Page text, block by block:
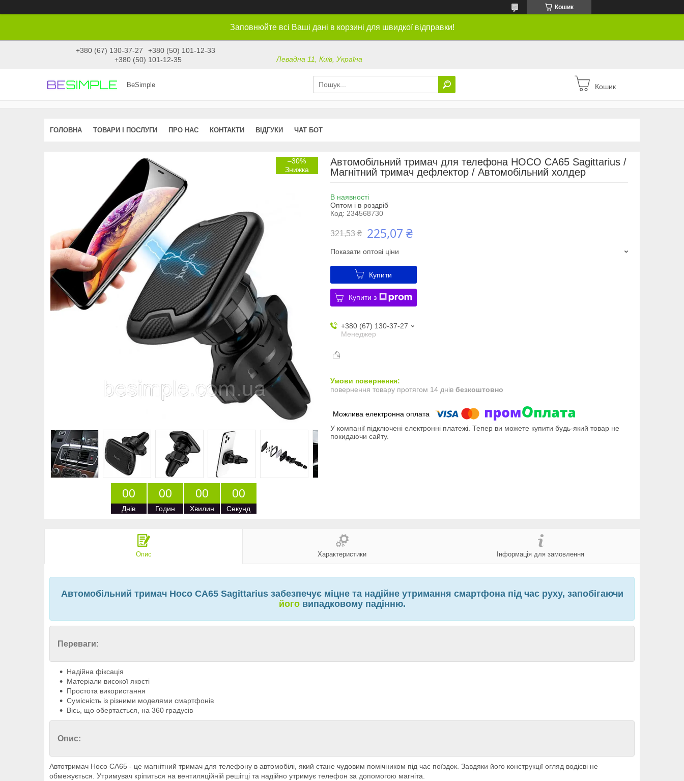
Кошик
Заповнюйте всі Ваші дані в корзині для швидкої відправки!
+380 (67) 130-37-27
+380 (50) 101-12-33
+380 (50) 101-12-35
Левадна 11, Київ, Україна
BeSimple Кошик
ГОЛОВНА ТОВАРИ І ПОСЛУГИ ПРО НАС КОНТАКТИ ВІДГУКИ ЧАТ БОТ
–30%
00
Днів
00
Годин
00
Хвилин
00
Секунд
Автомобільний тримач для телефона HOCO CA65 Sagittarius /
Магнітний тримач дефлектор / Автомобільний холдер
В наявності
Оптом і в роздріб
Код: 234568730
321,53 ₴ 225,07 ₴
Показати оптові ціни
Купити
Купити з
+380 (67) 130-37-27
Менеджер
повернення товару протягом 14 днів безкоштовно
У компанії підключені електронні платежі. Тепер ви можете купити будь-який товар не
покидаючи сайту.
Опис Характеристики Інформація для замовлення
Автомобільний тримач Hoco CA65 Sagittarius забезпечує міцне та надійне утримання смартфона під час руху, запобігаючи
йоговипадковому падінню.
Переваги:
Надійна фіксація
Матеріали високої якості
Простота використання
Сумісність із різними моделями смартфонів
Вісь, що обертається, на 360 градусів
Опис:
Автотримач Hoco СА65 - це магнітний тримач для телефону в автомобілі, який стане чудовим помічником під час поїздок. Завдяки його конструкції огляд водієві не
обмежується. Утримувач кріпиться на вентиляційній решітці та надійно утримує телефон за допомогою магніта.